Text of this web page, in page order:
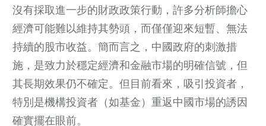
沒有採取進一步的財政政策行動，許多分析師擔心
經濟可能難以維持其勢頭，而僅僅迎來短暫、無法
持續的股市收益。簡而言之，中國政府的刺激措
施，是致力於穩定經濟和金融市場的明確信號，但
其長期效果仍不確定。但目前看來，吸引投資者，
特別是機構投資者（如基金）重返中國市場的誘因
確實擺在眼前。